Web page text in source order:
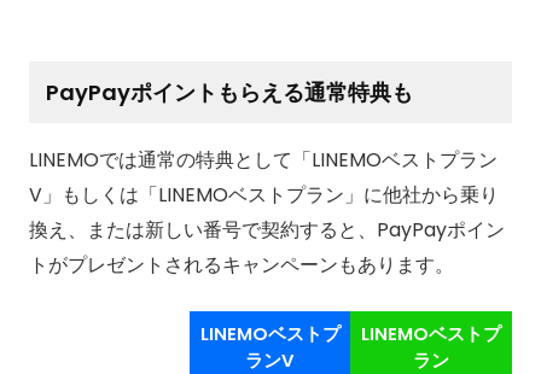
PayPayポイントもらえる通常特典も
LINEMOでは通常の特典として「LINEMOベストプラン
V」もしくは「LINEMOベストプラン」に他社から乗り
換え、または新しい番号で契約すると、PayPayポイン
トがプレゼントされるキャンペーンもあります。
LINEMOベストプ
ランV
LINEMOベストプ
ラン